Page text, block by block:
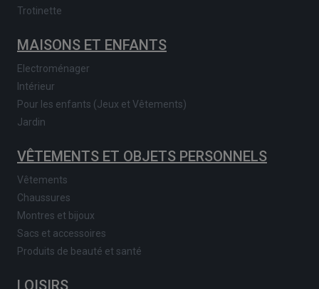
Trotinette
MAISONS ET ENFANTS
Electroménager
Intérieur
Pour les enfants (Jeux et Vêtements)
Jardin
VÊTEMENTS ET OBJETS PERSONNELS
Vêtements
Chaussures
Montres et bijoux
Sacs et accessoires
Produits de beauté et santé
LOISIRS